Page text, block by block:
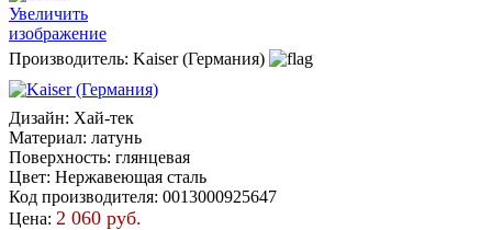
Увеличить
изображение
Производитель: Kaiser (Германия)
Дизайн: Хай-тек
Материал: латунь
Поверхность: глянцевая
Цвет: Нержавеющая сталь
Код производителя: 0013000925647
Цена: 2 060 руб.